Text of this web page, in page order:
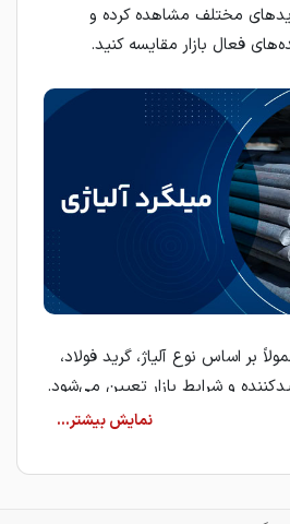
مختلف مشاهده کرده و
فعال بازار مقایسه کنید.
بر اساس نوع آلیاژ، گرید فولاد،
و شرایط بازار تعیین می‌شود.
مشخصات فنی هر میلگرد پیش از